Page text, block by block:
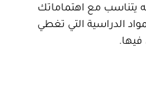
يتناسب مع اهتماماتك
الدراسية التي تغطي